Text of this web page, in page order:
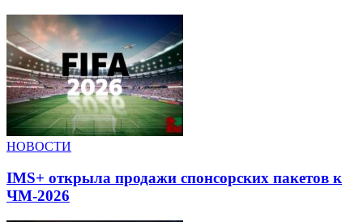
НОВОСТИ
IMS+ открыла продажи спонсорских пакетов к
ЧМ-2026